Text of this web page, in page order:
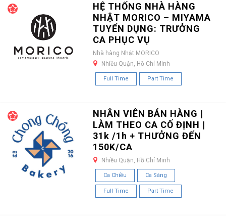
HỆ THỐNG NHÀ HÀNG
NHẬT MORICO – MIYAMA
TUYỂN DỤNG: TRƯỞNG
CA PHỤC VỤ
Nhà hàng Nhật MORICO
Nhiều Quận, Hồ Chí Minh
Full Time Part Time
NHÂN VIÊN BÁN HÀNG |
LÀM THEO CA CỐ ĐỊNH |
31k /1h + THƯỞNG ĐẾN
150K/CA
Nhiều Quận, Hồ Chí Minh
Ca Chiều Ca Sáng
Full Time Part Time